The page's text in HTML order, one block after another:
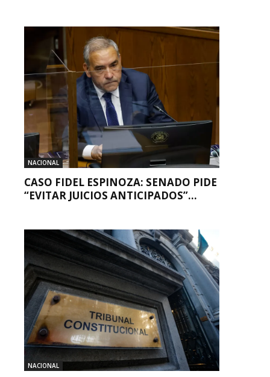
NACIONAL
CASO FIDEL ESPINOZA: SENADO PIDE
“EVITAR JUICIOS ANTICIPADOS”...
NACIONAL